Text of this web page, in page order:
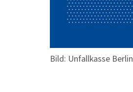
Bild: Unfallkasse Berlin